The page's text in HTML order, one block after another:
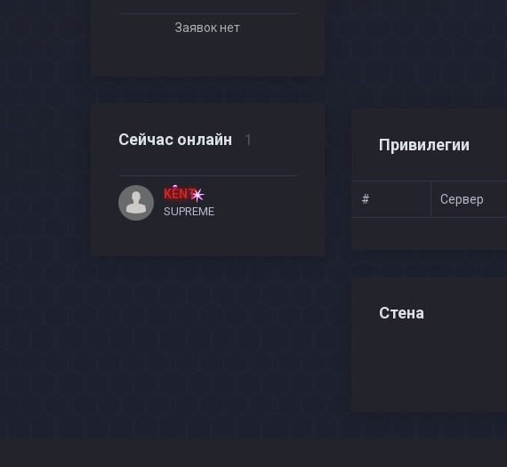
Привилегии
# Сервер
Стена
Заявок нет
Сейчас онлайн 1
KENT
SUPREME